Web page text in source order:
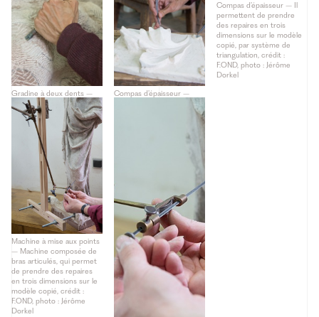
Gradine à deux dents –
Après le dégrossissage,
elle permet de chercher
les formes de la sculpture,
avant la finition, crédit :
F.OND, photo : Jérôme
Compas d’épaisseur –
Compas d’épaisseur – Il
permettent de prendre
des repaires en trois
dimensions sur le modèle
copié, par système de
triangulation, crédit :
F.OND, photo : Jérôme
Dorkel
Machine à mise aux points
– Machine composée de
bras articulés, qui permet
de prendre des repaires
en trois dimensions sur le
modèle copié, crédit :
F.OND, photo : Jérôme
Dorkel